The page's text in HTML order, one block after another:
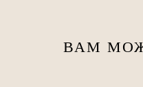
ВАМ